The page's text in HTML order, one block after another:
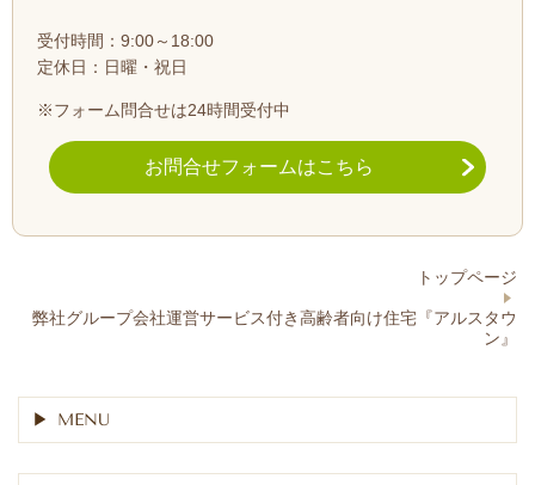
受付時間：9:00～18:00
定休日：日曜・祝日
※フォーム問合せは24時間受付中
お問合せフォームはこちら
トップページ
弊社グループ会社運営サービス付き高齢者向け住宅『アルスタウ
ン』
MENU